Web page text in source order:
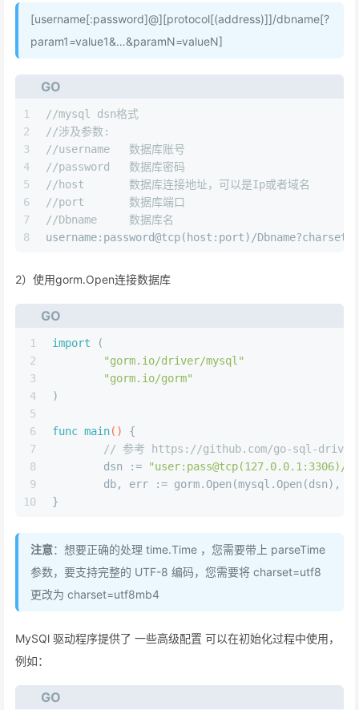
[username[:password]@][protocol[(address)]]/dbname[?
param1=value1&…&paramN=valueN]
GO
1
2
3
4
5
6
7
8
//mysql dsn格式
//涉及参数:
//username   数据库账号
//password   数据库密码
//host       数据库连接地址，可以是Ip或者域名
//port       数据库端口
//Dbname     数据库名
username:password@tcp(host:port)/
2）使用gorm.Open连接数据库
GO
1
2
3
4
5
6
7
8
9
10
import (
"gorm.io/driver/mysql"
"gorm.io/gorm"
)
func main()
{
// 参考 https://github.com/go-sql-driver/
	dsn :=
"user:pass@tcp(127.0.0.1:3306)/
db, err := gorm.Open(mysql.Open(dsn),
}
注意：想要正确的处理 time.Time ，您需要带上 parseTime
参数，要支持完整的 UTF-8 编码，您需要将 charset=utf8
更改为 charset=utf8mb4
MySQl 驱动程序提供了 一些高级配置 可以在初始化过程中使用，
例如：
GO